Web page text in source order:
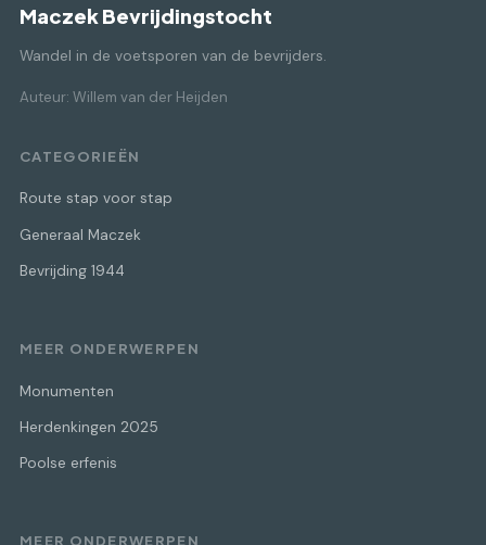
Maczek Bevrijdingstocht
Wandel in de voetsporen van de bevrijders.
Auteur: Willem van der Heijden
CATEGORIEËN
Route stap voor stap
Generaal Maczek
Bevrijding 1944
MEER ONDERWERPEN
Monumenten
Herdenkingen 2025
Poolse erfenis
MEER ONDERWERPEN